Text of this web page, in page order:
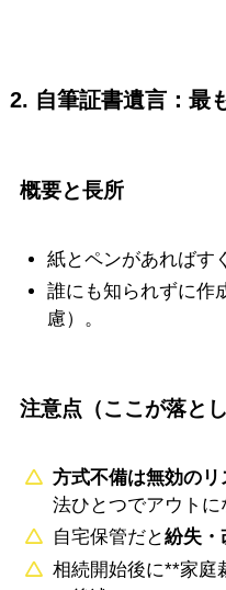
2. 自筆証書遺言：最
概要と長所
紙とペンがあればす
誰にも知られずに作
慮）。
注意点（ここが落とし
方式不備は無効のリ
法ひとつでアウトに
自宅保管だと紛失・
相続開始後に**家庭